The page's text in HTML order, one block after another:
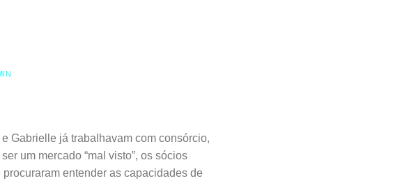
Gabrielle já trabalhavam com consórcio,
um mercado “mal visto”, os sócios
entender as capacidades de